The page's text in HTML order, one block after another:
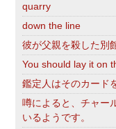
quarry
down the line
彼が父親を殺した別
You should lay it on
鑑定人はそのカード
噂によると、チャー
いるようです。